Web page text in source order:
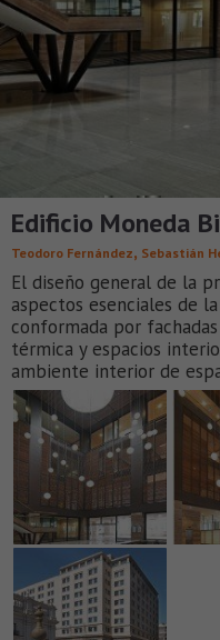
Edificio Moneda
Teodoro Fernández, Sebastián
El diseño general de la
aspectos esenciales de
conformada por
térmica y espacios
ambiente interior de